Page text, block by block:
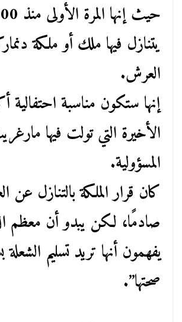
يتنازل فيها ملك أو ملكة
العرش.
إنها ستكون مناسبة احتفالية
الأخيرة التي تولت فيها
المسؤولية.
كان قرار الملكة بالتنازل عن
صادمًا، لكن يبدو أن معظم
يفهمون أنها تريد تسليم
صحتها”.